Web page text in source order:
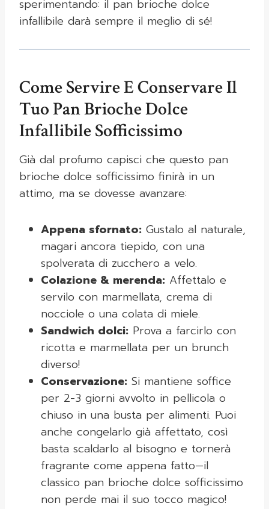
sperimentando: il pan brioche dolce
infallibile darà sempre il meglio di sé!
Come Servire E Conservare Il
Tuo Pan Brioche Dolce
Infallibile Sofficissimo
Già dal profumo capisci che questo pan
brioche dolce sofficissimo finirà in un
attimo, ma se dovesse avanzare:
Appena sfornato: Gustalo al naturale,
magari ancora tiepido, con una
spolverata di zucchero a velo.
Colazione & merenda: Affettalo e
servilo con marmellata, crema di
nocciole o una colata di miele.
Sandwich dolci: Prova a farcirlo con
ricotta e marmellata per un brunch
diverso!
Conservazione: Si mantiene soffice
per 2-3 giorni avvolto in pellicola o
chiuso in una busta per alimenti. Puoi
anche congelarlo già affettato, così
basta scaldarlo al bisogno e tornerà
fragrante come appena fatto—il
classico pan brioche dolce sofficissimo
non perde mai il suo tocco magico!